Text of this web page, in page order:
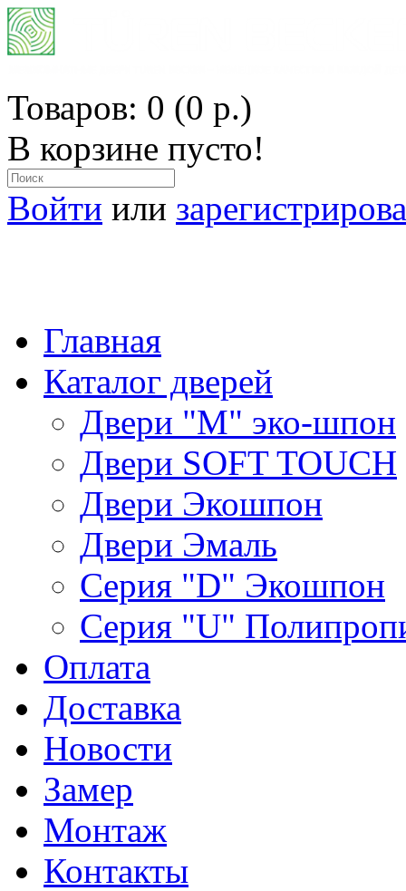
Товаров: 0 (0 р.)
В корзине пусто!
Войти или
Главная
Каталог дверей
Двери "М" эко-шпон
Двери SOFT TOUCH
Двери Экошпон
Двери Эмаль
Серия "D" Экошпон
Серия "U"
Оплата
Доставка
Новости
Замер
Монтаж
Контакты